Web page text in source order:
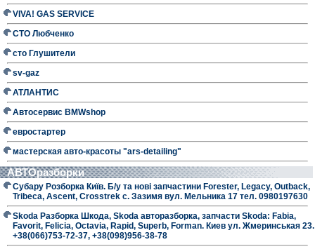
VIVA! GAS SERVICE
СТО Любченко
сто Глушители
sv-gaz
АТЛАНТИС
Автосервис BMWshop
евростартер
мастерская авто-красоты "ars-detailing"
АВТОразборки
Субару Розборка Київ. Б/у та нові запчастини Forester, Legacy, Outback,
Tribeca, Ascent, Crosstrek с. Зазимя вул. Мельника 17 тел. 0980197630
Skoda Разборка Шкода, Skoda авторазборка, запчасти Skoda: Fabia,
Favorit, Felicia, Octavia, Rapid, Superb, Forman. Киев ул. Жмеринськая 23.
+38(066)753-72-37, +38(098)956-38-78